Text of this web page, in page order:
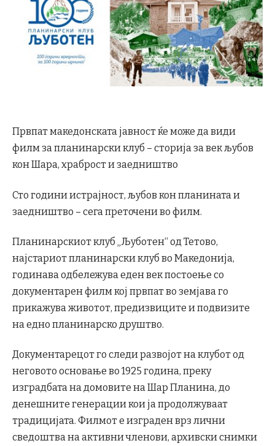
Првпат македонската јавност ќе може да види
филм за планинарски клуб – сторија за век љубов
кон Шара, храброст и заедништво
Сто години истрајност, љубов кон планината и
заедништво – сега преточени во филм.
Планинарскиот клуб „Љуботен“ од Тетово,
најстариот планинарски клуб во Македонија,
годинава одбележува еден век постоење со
документарен филм кој првпат во земјава го
прикажува животот, предизвиците и подвизите
на едно планинарско друштво.
Документарецот го следи развојот на клубот од
неговото основање во 1925 година, преку
изградбата на домовите на Шар Планина, до
денешните генерации кои ја продолжуваат
традицијата. Филмот е изграден врз лични
сведоштва на активни членови, архивски снимки